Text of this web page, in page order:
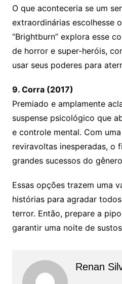
O que aconteceria se um
extraordinárias escolhesse
“Brightburn” explora esse
de horror e super-heróis,
usar seus poderes para
9. Corra (2017)
Premiado e amplamente
suspense psicológico que
e controle mental. Com
reviravoltas inesperadas, o
grandes sucessos do
Essas opções trazem uma
histórias para agradar
terror. Então, prepare a
garantir uma noite de
Renan